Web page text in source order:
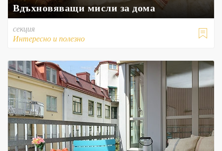
Вдъхновяващи мисли за дома

секция
Интересно и полезно